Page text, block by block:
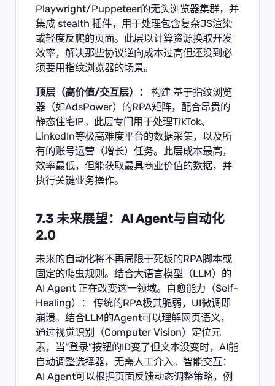
Playwright/Puppeteer的无头浏览器集群，并
集成 stealth 插件，用于处理包含复杂JS渲染
或轻度反爬的页面。此层以计算资源换取开发
效率，解决那些协议逆向成本过高但还没到必
须要用指纹浏览器的场景。
顶层（高价值/交互层）：
构建 基于指纹浏览
器（如AdsPower）的RPA矩阵，配合昂贵的
静态住宅IP。此层专门用于处理TikTok、
LinkedIn等极高难度平台的数据采集，以及所
有的账号运营（增长）任务。此层成本最高，
效率最低，但能获取最具商业价值的数据，并
执行关键业务操作。
7.3 未来展望：AI Agent与自动化
2.0
未来的自动化将不再局限于死板的RPA脚本或
固定的爬虫规则。结合大语言模型（LLM）的
AI Agent 正在改变这一领域。自愈能力（Self-
Healing）： 传统的RPA极其脆弱，UI微调即
崩溃。结合LLM的Agent可以理解网页语义，
通过视觉识别（Computer Vision）定位元
素，当“登录”按钮的ID变了但文本没变时，AI能
自动调整选择器，无需人工介入。智能交互：
AI Agent可以根据页面反馈动态调整策略，例